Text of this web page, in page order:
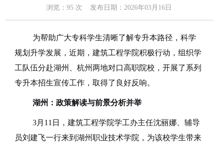
浏览： 95 次 发布日期：2026年03月16日
为帮助广大专科学生清晰了解专升本路径，科学
规划升学发展，近期，建筑工程学院积极行动，组织学
工队伍分赴湖州、杭州两地对口高职院校，开展了系列
专升本招生宣传工作，取得了良好反响。
湖州：政策解读与前景分析并举
3月11日，建筑工程学院学工办主任沈丽娜、辅导
员刘建飞一行来到湖州职业技术学院，为该校学生带来